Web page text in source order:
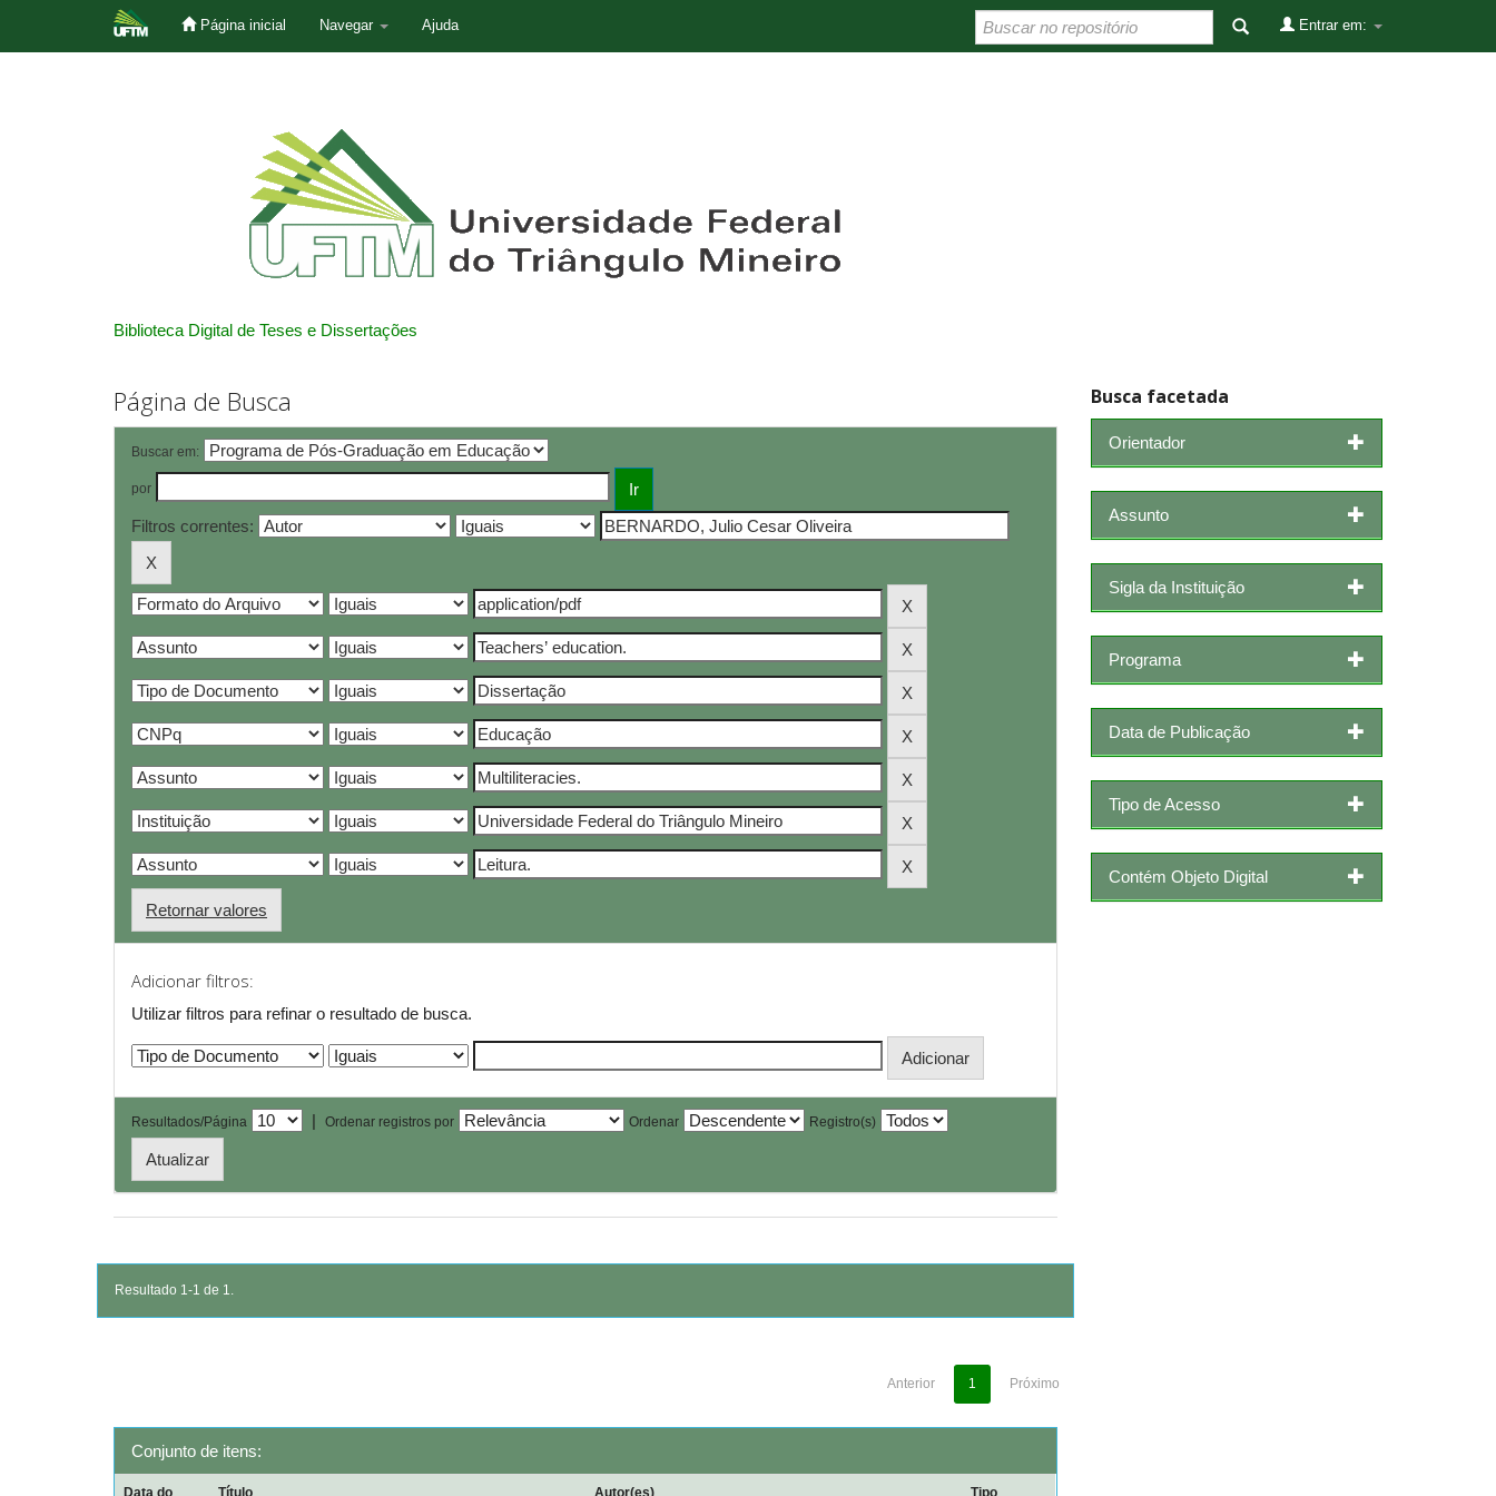
Página inicial Navegar Ajuda Entrar em:
Biblioteca Digital de Teses e Dissertações
Página de Busca
Buscar em:
por
Filtros correntes:
Retornar valores
Adicionar filtros:
Utilizar filtros para refinar o resultado de busca.
Resultados/Página | Ordenar registros por Ordenar Registro(s)
Resultado 1-1 de 1.
Anterior 1 Próximo
Conjunto de itens:
Data do Título Autor(es) Tipo
Busca facetada
Orientador
Assunto
Sigla da Instituição
Programa
Data de Publicação
Tipo de Acesso
Contém Objeto Digital